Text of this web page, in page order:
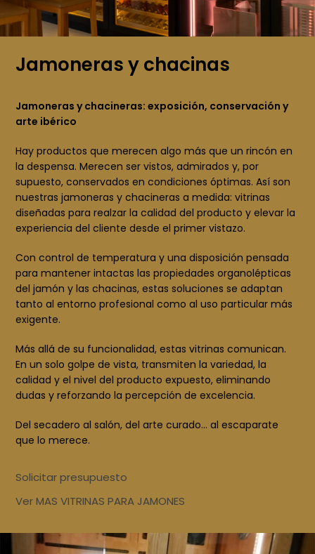
Jamoneras y chacinas
Jamoneras y chacineras: exposición, conservación y
arte ibérico
Hay productos que merecen algo más que un rincón en
la despensa. Merecen ser vistos, admirados y, por
supuesto, conservados en condiciones óptimas. Así son
nuestras jamoneras y chacineras a medida: vitrinas
diseñadas para realzar la calidad del producto y elevar la
experiencia del cliente desde el primer vistazo.
Con control de temperatura y una disposición pensada
para mantener intactas las propiedades organolépticas
del jamón y las chacinas, estas soluciones se adaptan
tanto al entorno profesional como al uso particular más
exigente.
Más allá de su funcionalidad, estas vitrinas comunican.
En un solo golpe de vista, transmiten la variedad, la
calidad y el nivel del producto expuesto, eliminando
dudas y reforzando la percepción de excelencia.
Del secadero al salón, del arte curado… al escaparate
que lo merece.
Solicitar presupuesto
Ver MAS VITRINAS PARA JAMONES